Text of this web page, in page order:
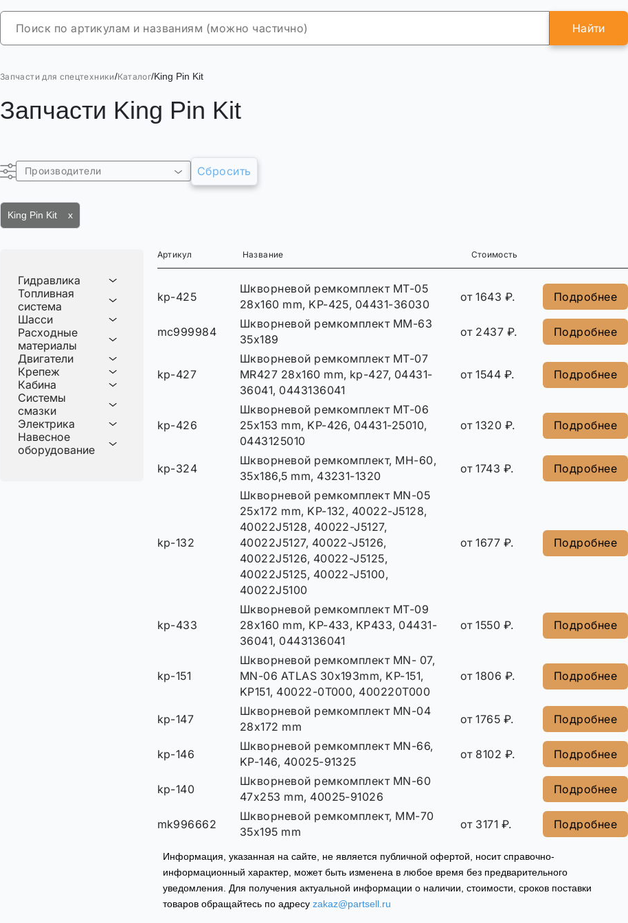
Найти
Запчасти для спецтехники/Каталог/King Pin Kit
Запчасти King Pin Kit
Гидравлика
Топливная
система
Шасси
Расходные
материалы
Двигатели
Крепеж
Кабина
Системы
смазки
Электрика
Навесное
оборудование
Производители Сбросить
King Pin Kit x
Артикул Название Стоимость
kp-425
Шкворневой ремкомплект MT-05
28x160 mm, KP-425, 04431-36030
от 1643 ₽. Подробнее
mc999984
Шкворневой ремкомплект MM-63
35x189
от 2437 ₽. Подробнее
kp-427
Шкворневой ремкомплект MT-07
MR427 28x160 mm, kp-427, 04431-
36041, 0443136041
от 1544 ₽. Подробнее
kp-426
Шкворневой ремкомплект MT-06
25x153 mm, KP-426, 04431-25010,
0443125010
от 1320 ₽. Подробнее
kp-324
Шкворневой ремкомплект, MH-60,
35x186,5 mm, 43231-1320
от 1743 ₽. Подробнее
kp-132
Шкворневой ремкомплект MN-05
25x172 mm, KP-132, 40022-J5128,
40022J5128, 40022-J5127,
40022J5127, 40022-J5126,
40022J5126, 40022-J5125,
40022J5125, 40022-J5100,
40022J5100
от 1677 ₽. Подробнее
kp-433
Шкворневой ремкомплект MT-09
28x160 mm, KP-433, KP433, 04431-
36041, 0443136041
от 1550 ₽. Подробнее
kp-151
Шкворневой ремкомплект MN- 07,
MN-06 ATLAS 30x193mm, KP-151,
KP151, 40022-0T000, 400220T000
от 1806 ₽. Подробнее
kp-147
Шкворневой ремкомплект MN-04
28x172 mm
от 1765 ₽. Подробнее
kp-146
Шкворневой ремкомплект MN-66,
KP-146, 40025-91325
от 8102 ₽. Подробнее
kp-140
Шкворневой ремкомплект MN-60
47x253 mm, 40025-91026
Подробнее
mk996662
Шкворневой ремкомплект, MM-70
35x195 mm
от 3171 ₽. Подробнее
Информация, указанная на сайте, не является публичной офертой, носит справочно-
информационный характер, может быть изменена в любое время без предварительного
уведомления. Для получения актуальной информации о наличии, стоимости, сроков поставки
товаров обращайтесь по адресу zakaz@partsell.ru